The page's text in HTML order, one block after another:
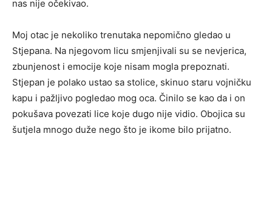
nas nije očekivao.
Moj otac je nekoliko trenutaka nepomično gledao u
Stjepana. Na njegovom licu smjenjivali su se nevjerica,
zbunjenost i emocije koje nisam mogla prepoznati.
Stjepan je polako ustao sa stolice, skinuo staru vojničku
kapu i pažljivo pogledao mog oca. Činilo se kao da i on
pokušava povezati lice koje dugo nije vidio. Obojica su
šutjela mnogo duže nego što je ikome bilo prijatno.